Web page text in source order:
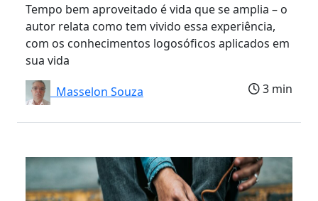
Tempo bem aproveitado é vida que se amplia – o
autor relata como tem vivido essa experiência,
com os conhecimentos logosóficos aplicados em
sua vida
Masselon Souza
3 min